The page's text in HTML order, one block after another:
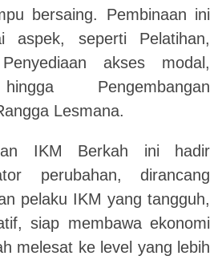
bersaing. Pembinaan ini
aspek, seperti Pelatihan,
akses modal,
Pengembangan
Lesmana.
IKM Berkah ini hadir
perubahan, dirancang
pelaku IKM yang tangguh,
siap membawa ekonomi
melesat ke level yang lebih